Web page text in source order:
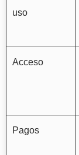
uso
Acceso
Pagos